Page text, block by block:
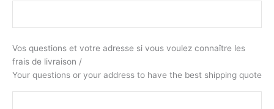
Vos questions et votre adresse si vous voulez connaître les
frais de livraison /
Your questions or your address to have the best shipping quote